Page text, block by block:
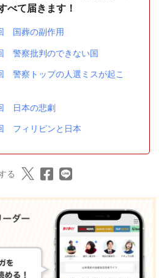
べて届きます！
国葬の副作用
警察批判のできない国
警察トップの人選ミスが起こ
日本の悲劇
フィリピンと日本
る